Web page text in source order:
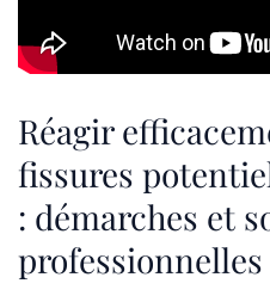
Réagir
fissures
: démarches et
professionnelles